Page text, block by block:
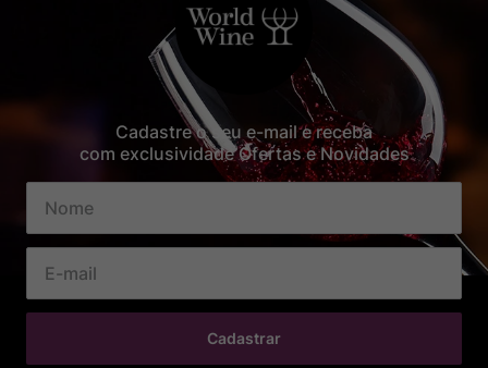
Cadastre o seu e-mail e receba
com exclusividade Ofertas e Novidades
Cadastrar